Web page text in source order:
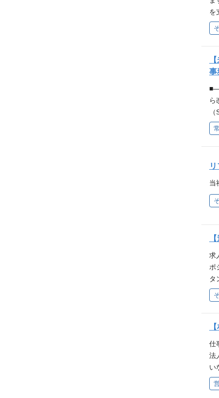
を
し
整
用
営
事
ら
り
ー
勤
り
件
間
「
プ
ル
ト
所
境
年
務
当
求
ポ
タ
仕
法
い
応
派